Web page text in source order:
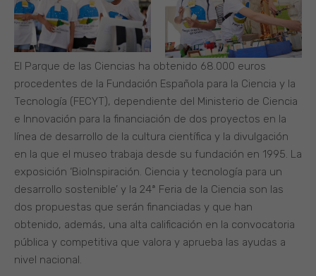
El Parque de las Ciencias ha obtenido 68.000 euros
procedentes de la Fundación Española para la Ciencia y la
Tecnología (FECYT), dependiente del Ministerio de Ciencia
e Innovación para la financiación de dos proyectos en la
línea de desarrollo de la cultura científica y la divulgación
en la que el museo trabaja desde su fundación en 1995. La
exposición ‘BioInspiración. Ciencia y tecnología para un
desarrollo sostenible’ y la 24ª Feria de la Ciencia son las
dos propuestas que serán financiadas y que han
obtenido, además, una alta calificación en la convocatoria
pública y competitiva que valora y aprueba las ayudas a
nivel nacional.